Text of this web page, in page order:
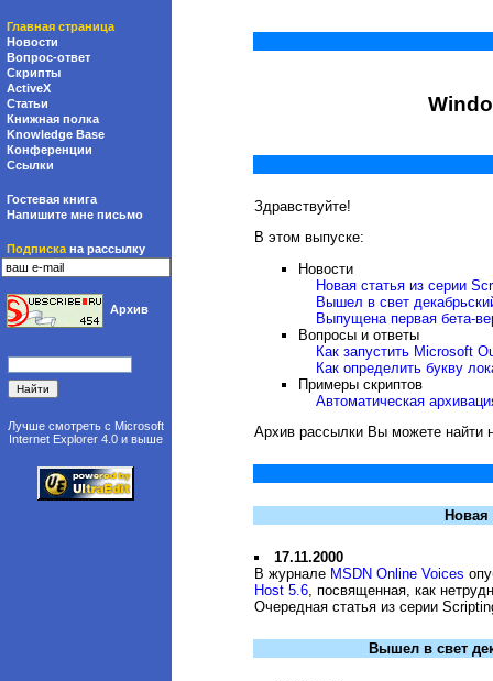
Главная страница
Новости
Вопрос-ответ
Скрипты
ActiveX
Статьи
Книжная полка
Knowledge Base
Конференции
Ссылки
Гостевая книга
Напишите мне письмо
Подписка на рассылку
Архив
Лучше смотреть с Microsoft
Internet Explorer 4.0 и выше
Здравствуйте!
В этом выпуске:
Новости
Новая статья из серии
Вышел в свет
Выпущена первая бета-
Вопросы и ответы
Как запустить Microsoft
Как определить букву
Примеры скриптов
Автоматическая
Архив рассылки Вы можете найти
Новая
17.11.2000
В журнале MSDN Online Voices
Host 5.6, посвященная, как
Очередная статья из серии
Вышел в свет